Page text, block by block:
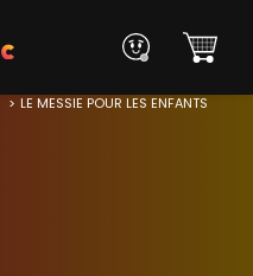
LE MESSIE POUR LES ENFANTS